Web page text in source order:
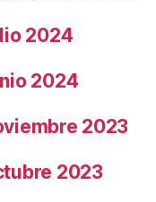
2024
2024
2023
2023